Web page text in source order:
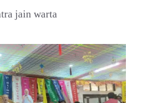
jain warta